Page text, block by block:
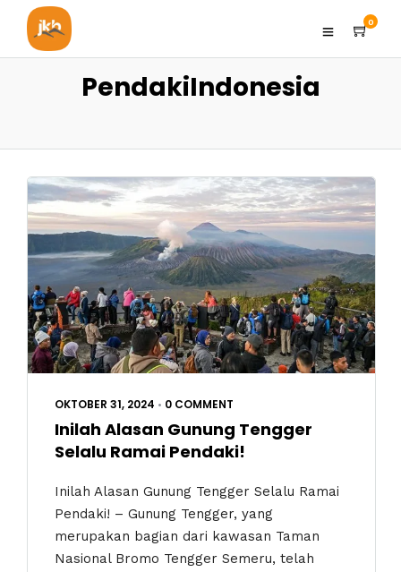
0
PendakiIndonesia
OKTOBER 31, 2024 • 0 COMMENT
Inilah Alasan Gunung Tengger
Selalu Ramai Pendaki!
Inilah Alasan Gunung Tengger Selalu Ramai
Pendaki! – Gunung Tengger, yang
merupakan bagian dari kawasan Taman
Nasional Bromo Tengger Semeru, telah